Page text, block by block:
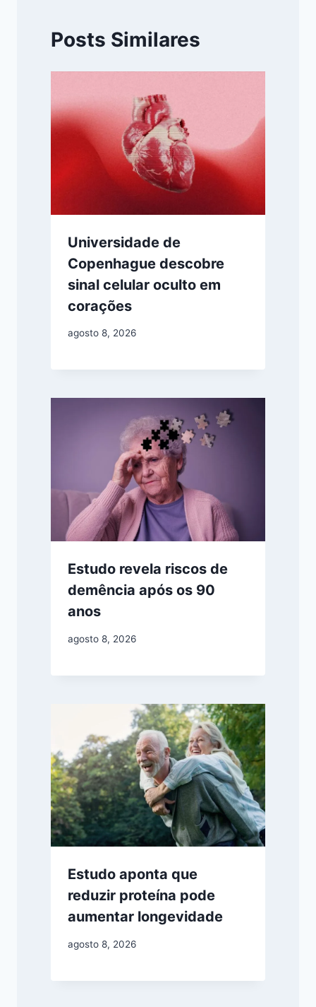
Posts Similares
Universidade de
Copenhague descobre
sinal celular oculto em
corações
agosto 8, 2026
Estudo revela riscos de
demência após os 90
anos
agosto 8, 2026
Estudo aponta que
reduzir proteína pode
aumentar longevidade
agosto 8, 2026